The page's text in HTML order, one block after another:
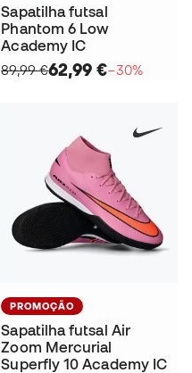
Sapatilha futsal
Phantom 6 Low
Academy IC
89,99 €62,99 €−30%
PROMOÇÃO
Sapatilha futsal Air
Zoom Mercurial
Superfly 10 Academy IC